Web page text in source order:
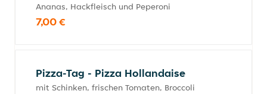
Ananas, Hackfleisch und Peperoni
7,00 €
Pizza-Tag - Pizza Hollandaise
mit Schinken, frischen Tomaten, Broccoli